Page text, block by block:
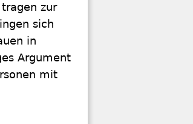
zur
sich
in
Argument
mit